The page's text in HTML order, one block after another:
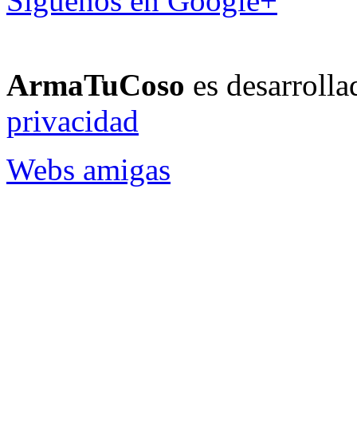
ArmaTuCoso es
privacidad
Webs amigas